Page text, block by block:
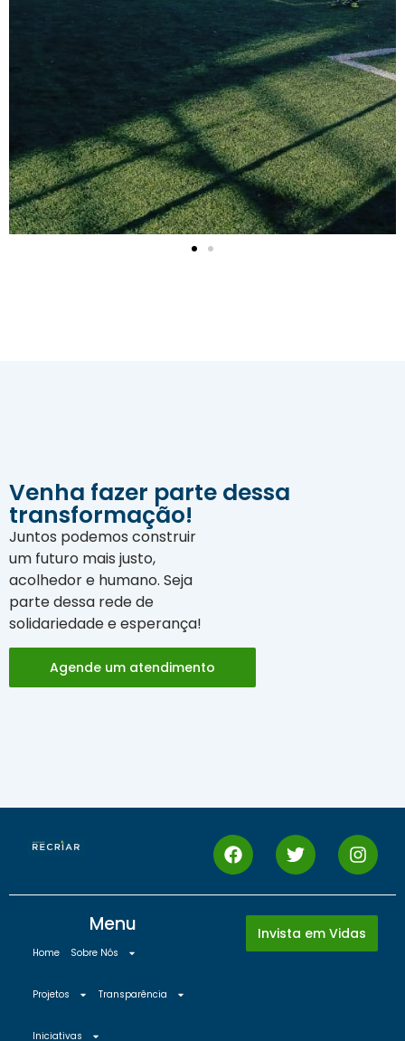
Venha fazer parte dessa
transformação!
Juntos podemos construir
um futuro mais justo,
acolhedor e humano. Seja
parte dessa rede de
solidariedade e esperança!
Agende um atendimento
Menu
Home Sobre Nós
Projetos Transparência
Iniciativas
Invista em Vidas